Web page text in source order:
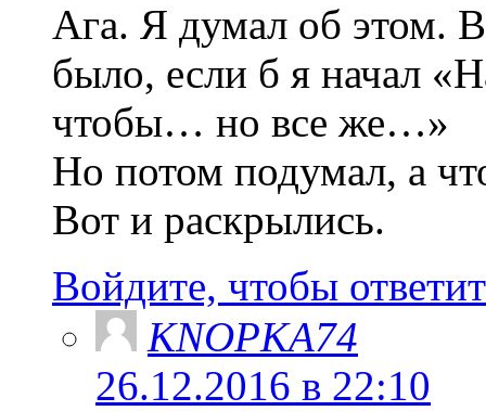
Ага. Я думал об этом.
было, если б я начал
чтобы… но все же…»
Но потом подумал, а
Вот и раскрылись.
Войдите, чтобы
KNOPKA74
26.12.2016 в 22:10